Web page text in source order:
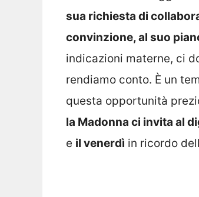
sua richiesta di
convinzione, al suo
indicazioni materne, ci
rendiamo conto. È un
questa opportunità
la Madonna ci invita al
e il venerdì in ricordo